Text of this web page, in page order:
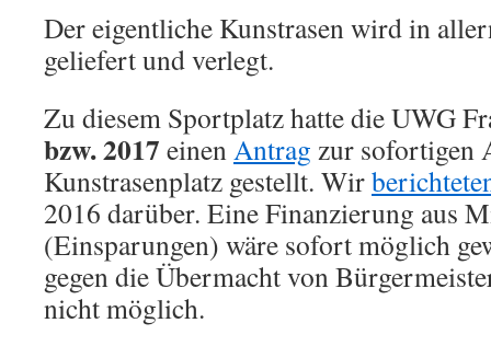
Der eigentliche Kunstrasen wird in
geliefert und verlegt.
Zu diesem Sportplatz hatte die UWG
bzw. 2017 einenAntrag zur sofortigen
Kunstrasenplatz gestellt. Wir
2016 darüber. Eine Finanzierung aus
(Einsparungen) wäre sofort möglich
gegen die Übermacht von
nicht möglich.